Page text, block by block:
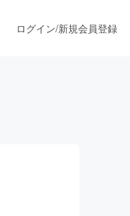
ログイン/新規会員登録